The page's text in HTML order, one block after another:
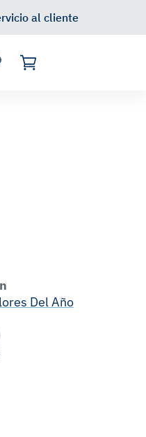
al cliente
Del Año